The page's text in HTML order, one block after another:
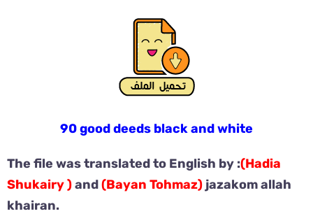
90 good deeds black and white
The file was translated to English by :(Hadia
Shukairy )and(Bayan Tohmaz)jazakom allah
khairan.